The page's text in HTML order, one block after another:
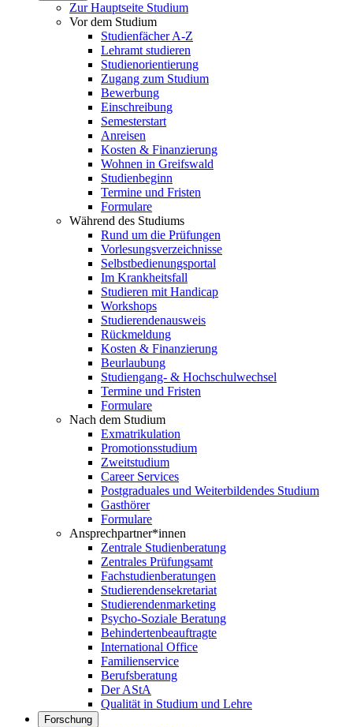
Zur Hauptseite Studium
Vor dem Studium
Studienfächer A-Z
Lehramt studieren
Studienorientierung
Zugang zum Studium
Bewerbung
Einschreibung
Semesterstart
Anreisen
Kosten & Finanzierung
Wohnen in Greifswald
Studienbeginn
Termine und Fristen
Formulare
Während des Studiums
Rund um die Prüfungen
Vorlesungsverzeichnisse
Selbstbedienungsportal
Im Krankheitsfall
Studieren mit Handicap
Workshops
Studierendenausweis
Rückmeldung
Kosten & Finanzierung
Beurlaubung
Studiengang- & Hochschulwechsel
Termine und Fristen
Formulare
Nach dem Studium
Exmatrikulation
Promotionsstudium
Zweitstudium
Career Services
Postgraduales und Weiterbildendes Studium
Gasthörer
Formulare
Ansprechpartner*innen
Zentrale Studienberatung
Zentrales Prüfungsamt
Fachstudienberatungen
Studierendensekretariat
Studierendenmarketing
Psycho-Soziale Beratung
Behindertenbeauftragte
International Office
Familienservice
Berufsberatung
Der AStA
Qualität in Studium und Lehre
Forschung